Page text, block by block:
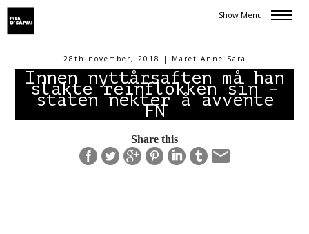
Show Menu
28th november, 2018 | Maret Anne Sara
Innen nyttårsaften må han
slakte reinflokken sin -
staten nekter å avvente
FN
Share this